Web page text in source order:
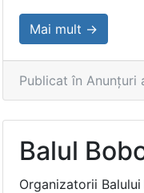
Mai mult →
Publicat în Anunțuri
Balul
Organizatorii